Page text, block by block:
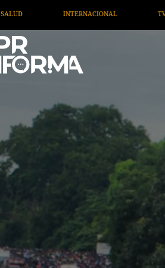
TV MIGRANTE INFORMA OPINIÓN